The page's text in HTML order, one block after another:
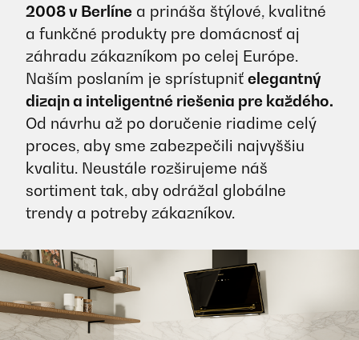
2008 v Berlíne a prináša štýlové, kvalitné
a funkčné produkty pre domácnosť aj
záhradu zákazníkom po celej Európe.
Naším poslaním je sprístupniť elegantný
dizajn a inteligentné riešenia pre každého.
Od návrhu až po doručenie riadime celý
proces, aby sme zabezpečili najvyššiu
kvalitu. Neustále rozširujeme náš
sortiment tak, aby odrážal globálne
trendy a potreby zákazníkov.